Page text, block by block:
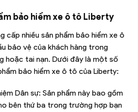
bảo hiểm xe ô tô Liberty
cấp nhiều sản phẩm bảo hiểm xe ô
bảo vệ của khách hàng trong
hoặc tai nạn. Dưới đây là một số
bảo hiểm xe ô tô của Liberty:
Dân sự: Sản phẩm này bao gồm
bên thứ ba trong trường hợp bạn